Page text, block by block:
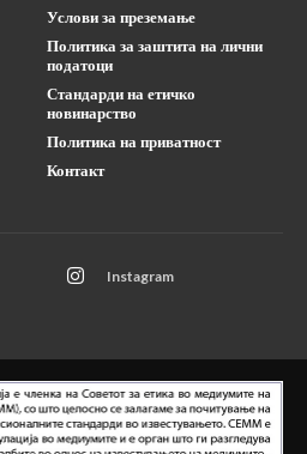
Услови за преземање
Политика за заштита на лични
податоци
Стандарди на етичко
новинарство
Политика на приватност
Контакт
Instagram